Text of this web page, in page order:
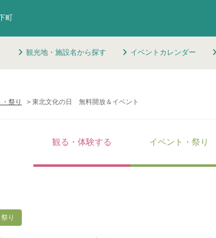
町
観光地・施設名から探す イベントカレンダー
・祭り 東北文化の日 無料開放＆イベント
観る・体験する イベント・祭り
り